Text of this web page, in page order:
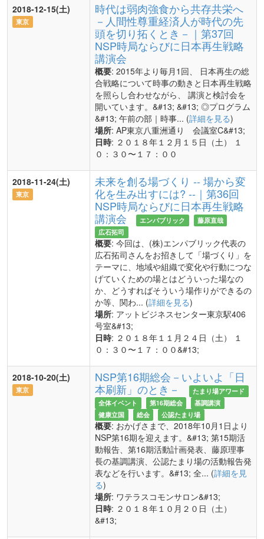
2018-12-15(土)
東京
時代は弱肉強食から共存共栄へ
－人間性尊重経済人が時代の先
頭を切り拓くとき－｜第37回
NSP時局ならびに日本再生戦略
講演会
概要: 2015年より毎月1回、 日本再生の総
合戦略について時事の動きと日本再生戦略
を照らし合わせながら、 講演と検討会を
開いています。&#13; &#13; ◎プログラム
&#13; 午前の部｜時事... (詳細を見る)
場所: AP東京八重洲通り 会議室C&#13;
日時: ２０１８年１２月１５日（土） １
０：３０〜１７：００
2018-11-24(土)
東京
未来を創る場づくり -- 場から変
化を生み出すには? --｜第36回
NSP時局ならびに日本再生戦略
講演会
エンパブリック
藤原直哉
広石拓司
概要: 今回は、(株)エンパブリック代表の
広石拓司さんをお招きして「場づくり」を
テーマに、地域や組織で変化や行動につな
げていくための場とはどういった場なの
か、どうすればそういう場作りができるの
か等、関わ... (詳細を見る)
場所: アットビジネスセンター東京駅406
号室&#13;
日時: ２０１８年１１月２４日（土） １
０：３０〜１７：００&#13;
2018-10-20(土)
東京
NSP第16期総会－いよいよ「日
本刷新」のとき－
たまり場アワード
全体イベント
第16期総会
基調講演
健康立国
総会 公認たまり場
概要: おかげさまで、2018年10月1日より
NSP第16期を迎えます。&#13; 第15期活
動報告、第16期活動計画発表、藤原理事
長の基調講演、公認たまり場の活動報告発
表などを行います。&#13; 全... (詳細を見
る)
場所: ワテラスコモンサロン&#13;
日時: ２０１８年１０月２０日（土）
&#13;